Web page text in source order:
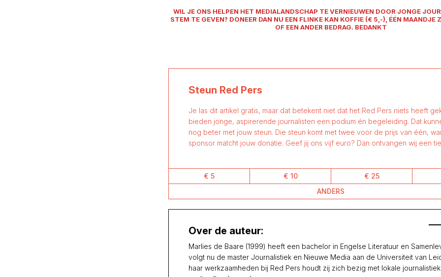
WIL JE ONS HELPEN HET MEDIALANDSCHAP TE VERNIEUWEN DOOR JONGE
STEM TE GEVEN? DONEER DAN NU EEN FLINKE KAN KOFFIE (€ 5,-), ÉÉN MAANDJE
OF EEN ANDER BEDRAG. BEDANKT
Steun Red Pers
Je las dit artikel gratis, maar dat betekent niet dat het Red Pers niets heeft
bieden jonge, aspirerende journalisten een podium én begeleiding. Dat
nog beter met jouw steun. Die steun komt met twee voor de prijs van één,
sponsor matcht jouw donatie. Geef jij ons vijf euro? Dan ontvangen wij een
€ 5 € 10
€ 25
ANDERS
Over de auteur:
Marlies de Baare (1999) heeft een bachelor in Engelse Literatuur en
volgt nu de master Journalistiek en Nieuwe Media aan de Universiteit van
haar werkzaamheden bij Red Pers houdt zij zich bezig met lokale